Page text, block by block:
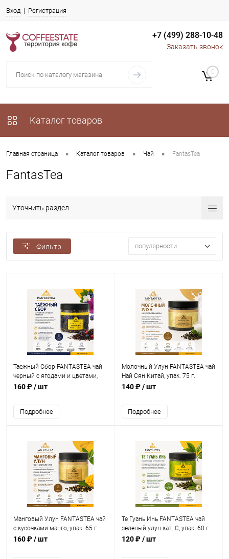
Вход Регистрация
+7 (499) 288-10-48
Заказать звонок
Каталог товаров
0
Главная страница • Каталог товаров • Чай • FantasTea
FantasTea
Уточнить раздел
Фильтр популярности
Таежный Сбор FANTASTEA чай
черный с ягодами и цветами,
упак. 40 г.
160 ₽/ шт
Подробнее
Молочный Улун FANTASTEA чай
Най Сян Китай, упак. 75 г.
140 ₽/ шт
Подробнее
Манговый Улун FANTASTEA чай
с кусочками манго, упак. 65 г.
160 ₽/ шт
Те Гуань Инь FANTASTEA чай
зеленый улун кат. С, упак. 60 г.
120 ₽/ шт